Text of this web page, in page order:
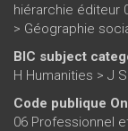
hiérarchie éditeur
> Géographie
BIC subject
H Humanities > J
Code publique
06 Professionnel